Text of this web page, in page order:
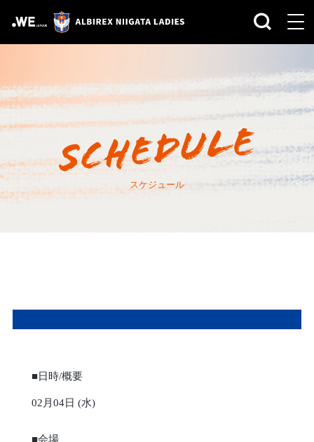
スケジュール
■日時/概要
02月04日 (水)